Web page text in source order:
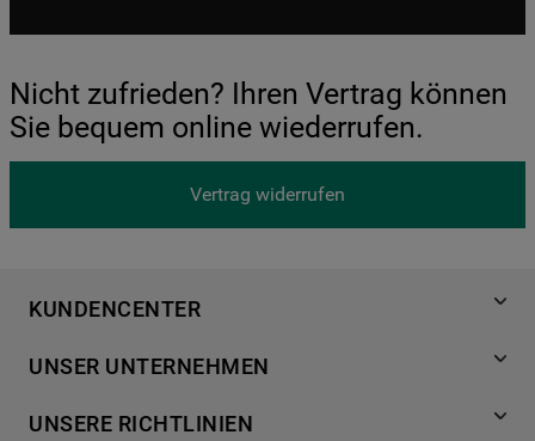
Nicht zufrieden? Ihren Vertrag können
Sie bequem online wiederrufen.
Vertrag widerrufen
KUNDENCENTER
Händlersuche
Häufige Fragen
UNSER UNTERNEHMEN
Für Händler
UNSERE RICHTLINIEN